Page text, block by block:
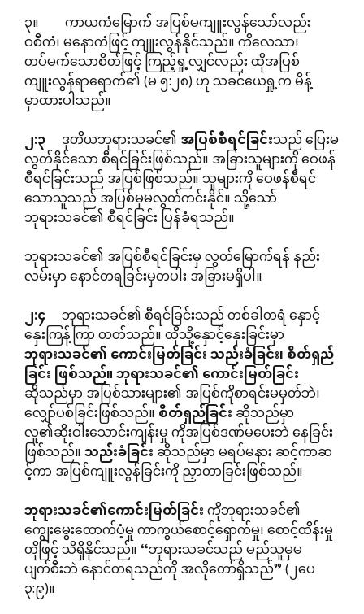
၃။ ကာယကံမြောက် အပြစ်မကျူးလွန်သော်လည်း
ဝစီကံ၊ မနောကံဖြင့် ကျူးလွန်နိုင်သည်။ ကိလေသာ၊
တပ်မက်သောစိတ်ဖြင့် ကြည့်ရှု့လျှင်လည်း ထိုအပြစ်
ကျူးလွန်ရာရောက်၏ (မ ၅:၂၈) ဟု သခင်ယေရှု့က မိန့်
မှာထားပါသည်။
၂:၃ ဒုတိယဘုရားသခင်၏အပြစ်စီရင်ခြင်းသည် ပြေးမ
လွတ်နိုင်သော စီရင်ခြင်းဖြစ်သည်။ အခြားသူများကို ဝေဖန်
စီရင်ခြင်းသည် အပြစ်ဖြစ်သည်။ သူများကို ဝေဖန်စီရင်
သောသူသည် အပြစ်မှမလွတ်ကင်းနိုင်။ သို့သော်
ဘုရားသခင်၏ စီရင်ခြင်း ပြန်ခံရသည်။
ဘုရားသခင်၏ အပြစ်စီရင်ခြင်းမှ လွတ်မြောက်ရန် နည်း
လမ်းမှာ နောင်တရခြင်းမှတပါး အခြားမရှိပါ။
၂:၄ ဘုရားသခင်၏ စီရင်ခြင်းသည် တစ်ခါတရံ နှောင့်
နှေးကြန့်ကြာ တတ်သည်။ ထိုသို့နှောင့်နှေးခြင်းမှာ
ဘုရားသခင်၏ကောင်းမြတ်ခြင်းသည်းခံခြင်း၊စိတ်ရှည်
ခြင်းဖြစ်သည်။ဘုရားသခင်၏ကောင်းမြတ်ခြင်း
ဆိုသည်မှာ အပြစ်သားများ၏ အပြစ်ကိုစာရင်းမမှတ်ဘဲ၊
လျှော်ပစ်ခြင်းဖြစ်သည်။စိတ်ရှည်ခြင်းဆိုသည်မှာ
လူ၏ဆိုးဝါးသောင်းကျန်းမှု ကိုအပြစ်ဒဏ်မပေးဘဲ နေခြင်း
ဖြစ်သည်။သည်းခံခြင်းဆိုသည်မှာ မရပ်မနား ဆင့်ကာဆ
င့်ကာ အပြစ်ကျူးလွန်ခြင်းကို ညှာတာခြင်းဖြစ်သည်။
ဘုရားသခင်၏ကောင်းမြတ်ခြင်းကိုဘုရားသခင်၏
ကျွေးမွေးထောက်ပံ့မှု ကာကွယ်စောင့်ရှောက်မှု၊ စောင့်ထိန်းမှု
တိုဖြင့် သိရှိနိုင်သည်။ “ဘုရားသခင်သည် မည်သူမှမ
ပျက်စီးဘဲ နောင်တရသည်ကို အလိုတော်ရှိသည်” (၂ပေ
၃:၉)။